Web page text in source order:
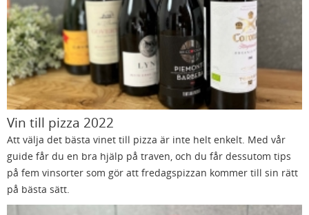
Vin till pizza 2022
Att välja det bästa vinet till pizza är inte helt enkelt. Med vår
guide får du en bra hjälp på traven, och du får dessutom tips
på fem vinsorter som gör att fredagspizzan kommer till sin rätt
på bästa sätt.